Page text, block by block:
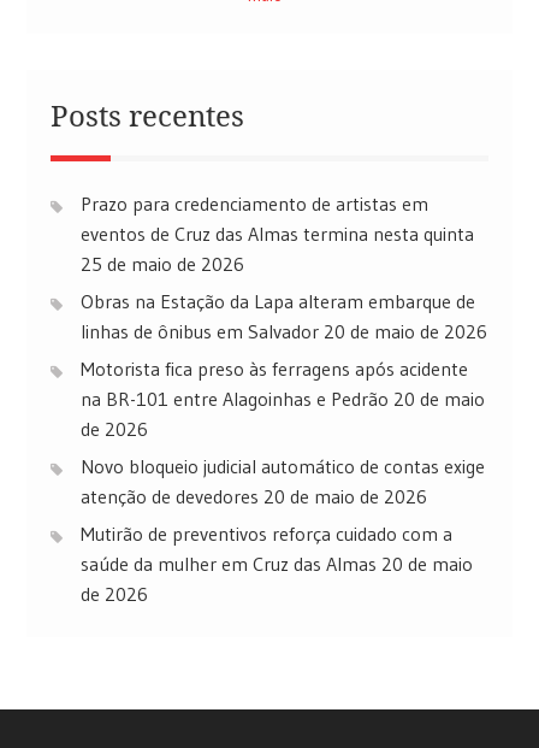
Posts recentes
Prazo para credenciamento de artistas em
eventos de Cruz das Almas termina nesta quinta
25 de maio de 2026
Obras na Estação da Lapa alteram embarque de
linhas de ônibus em Salvador 20 de maio de 2026
Motorista fica preso às ferragens após acidente
na BR-101 entre Alagoinhas e Pedrão 20 de maio
de 2026
Novo bloqueio judicial automático de contas exige
atenção de devedores 20 de maio de 2026
Mutirão de preventivos reforça cuidado com a
saúde da mulher em Cruz das Almas 20 de maio
de 2026